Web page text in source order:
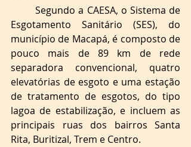
Segundo a CAESA, o Sistema de
Esgotamento Sanitário (SES), do
município de Macapá, é composto de
pouco mais de 89 km de rede
separadora convencional, quatro
elevatórias de esgoto e uma estação
de tratamento de esgotos, do tipo
lagoa de estabilização, e incluem as
principais ruas dos bairros Santa
Rita, Buritizal, Trem e Centro.